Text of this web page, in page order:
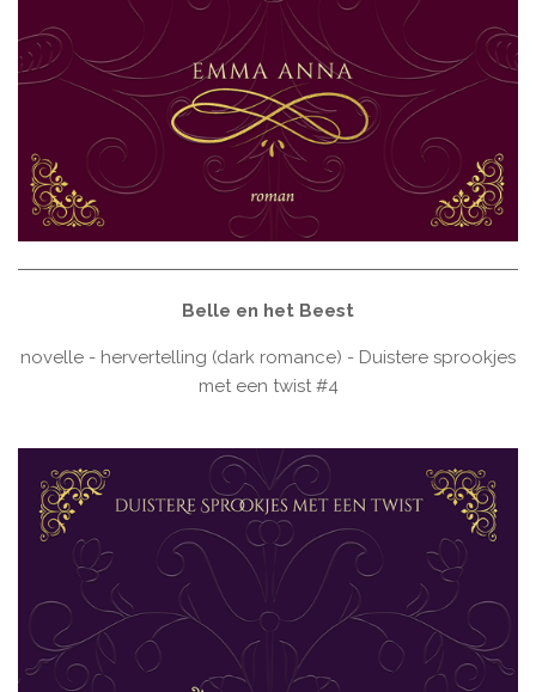
Belle en het Beest
novelle - hervertelling (dark romance) - Duistere sprookjes
met een twist #4